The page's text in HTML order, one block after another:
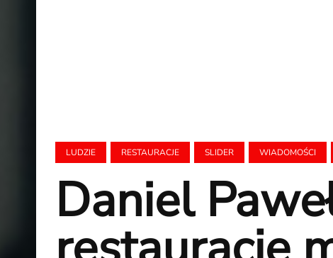
LUDZIE RESTAURACJE SLIDER WIADOMOŚCI
Daniel